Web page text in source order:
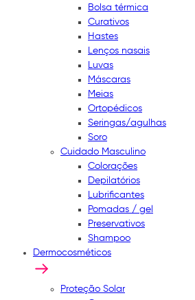
Bolsa térmica
Curativos
Hastes
Lenços nasais
Luvas
Máscaras
Meias
Ortopédicos
Seringas/agulhas
Soro
Cuidado Masculino
Colorações
Depilatórios
Lubrificantes
Pomadas / gel
Preservativos
Shampoo
Dermocosméticos
Proteção Solar